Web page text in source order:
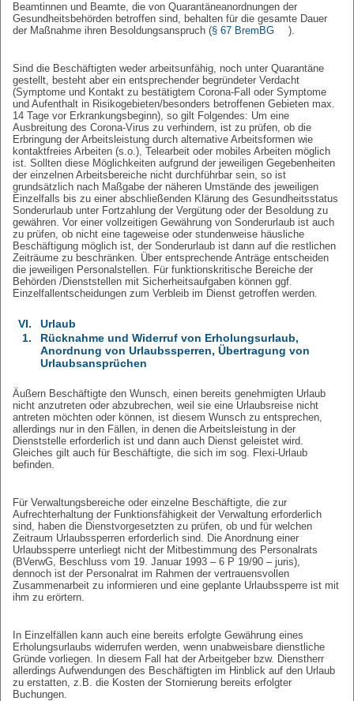
Beamtinnen und Beamte, die von Quarantäneanordnungen der
Gesundheitsbehörden betroffen sind, behalten für die gesamte Dauer
der Maßnahme ihren Besoldungsanspruch (§ 67 BremBG ).
Sind die Beschäftigten weder arbeitsunfähig, noch unter Quarantäne
gestellt, besteht aber ein entsprechender begründeter Verdacht
(Symptome und Kontakt zu bestätigtem Corona-Fall oder Symptome
und Aufenthalt in Risikogebieten/besonders betroffenen Gebieten max.
14 Tage vor Erkrankungsbeginn), so gilt Folgendes: Um eine
Ausbreitung des Corona-Virus zu verhindern, ist zu prüfen, ob die
Erbringung der Arbeitsleistung durch alternative Arbeitsformen wie
kontaktfreies Arbeiten (s.o.), Telearbeit oder mobiles Arbeiten möglich
ist. Sollten diese Möglichkeiten aufgrund der jeweiligen Gegebenheiten
der einzelnen Arbeitsbereiche nicht durchführbar sein, so ist
grundsätzlich nach Maßgabe der näheren Umstände des jeweiligen
Einzelfalls bis zu einer abschließenden Klärung des Gesundheitsstatus
Sonderurlaub unter Fortzahlung der Vergütung oder der Besoldung zu
gewähren. Vor einer vollzeitigen Gewährung von Sonderurlaub ist auch
zu prüfen, ob nicht eine tageweise oder stundenweise häusliche
Beschäftigung möglich ist, der Sonderurlaub ist dann auf die restlichen
Zeiträume zu beschränken. Über entsprechende Anträge entscheiden
die jeweiligen Personalstellen. Für funktionskritische Bereiche der
Behörden /Dienststellen mit Sicherheitsaufgaben können ggf.
Einzelfallentscheidungen zum Verbleib im Dienst getroffen werden.
VI.
Urlaub
1.
Rücknahme und Widerruf von Erholungsurlaub,
Anordnung von Urlaubssperren, Übertragung von
Urlaubsansprüchen
Äußern Beschäftigte den Wunsch, einen bereits genehmigten Urlaub
nicht anzutreten oder abzubrechen, weil sie eine Urlaubsreise nicht
antreten möchten oder können, ist diesem Wunsch zu entsprechen,
allerdings nur in den Fällen, in denen die Arbeitsleistung in der
Dienststelle erforderlich ist und dann auch Dienst geleistet wird.
Gleiches gilt auch für Beschäftigte, die sich im sog. Flexi-Urlaub
befinden.
Für Verwaltungsbereiche oder einzelne Beschäftigte, die zur
Aufrechterhaltung der Funktionsfähigkeit der Verwaltung erforderlich
sind, haben die Dienstvorgesetzten zu prüfen, ob und für welchen
Zeitraum Urlaubssperren erforderlich sind. Die Anordnung einer
Urlaubssperre unterliegt nicht der Mitbestimmung des Personalrats
(BVerwG, Beschluss vom 19. Januar 1993 – 6 P 19/90 – juris),
dennoch ist der Personalrat im Rahmen der vertrauensvollen
Zusammenarbeit zu informieren und eine geplante Urlaubssperre ist mit
ihm zu erörtern.
In Einzelfällen kann auch eine bereits erfolgte Gewährung eines
Erholungsurlaubs widerrufen werden, wenn unabweisbare dienstliche
Gründe vorliegen. In diesem Fall hat der Arbeitgeber bzw. Dienstherr
allerdings Aufwendungen des Beschäftigten im Hinblick auf den Urlaub
zu erstatten, z.B. die Kosten der Stornierung bereits erfolgter
Buchungen.